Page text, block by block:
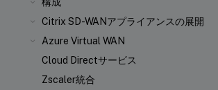
Citrix SD-WANアプライアンスの展開
Azure Virtual WAN
Cloud Directサービス
Zscaler統合